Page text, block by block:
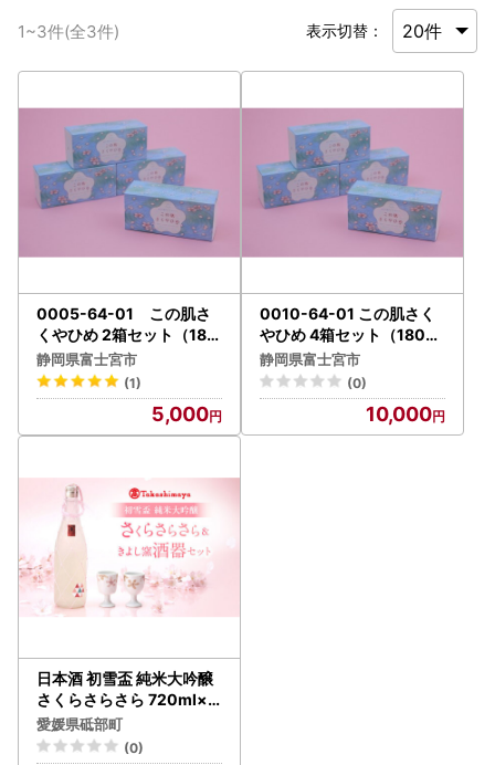
1~3件(全3件) 表示切替：
0005-64-01 この肌さ
くやひめ 2箱セット（180
枚入×2箱） コットンパフ
静岡県富士宮市
(1)
5,000
0010-64-01 この肌さく
やひめ 4箱セット（180枚
入×4箱） コットンパフ
静岡県富士宮市
(0)
10,000
日本酒 初雪盃 純米大吟醸
さくらさらさら 720ml×1
きよし窯 酒器2個 日本酒 B
JCM002
愛媛県砥部町
(0)